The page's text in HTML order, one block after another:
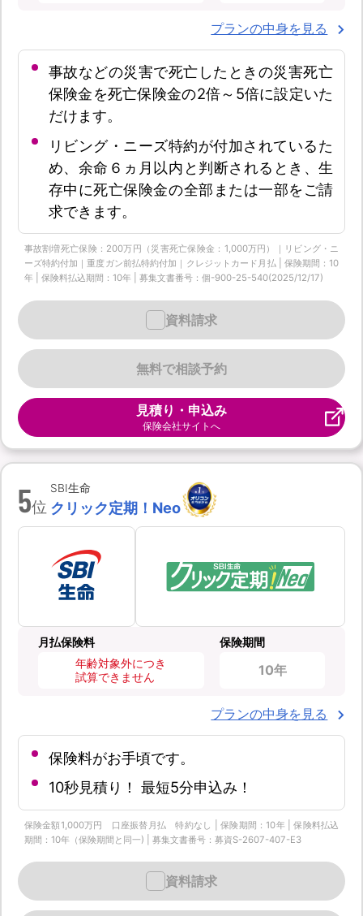
プランの中身を見る
事故などの災害で死亡したときの災害死亡
保険金を死亡保険金の2倍～5倍に設定いた
だけます。
リビング・ニーズ特約が付加されているた
め、余命６ヵ月以内と判断されるとき、生
存中に死亡保険金の全部または一部をご請
求できます。
事故割増死亡保険：200万円（災害死亡保険金：1,000万円）｜リビング・ニ
ーズ特約付加｜重度ガン前払特約付加｜クレジットカード月払 | 保険期間：10
年 | 保険料払込期間：10年 | 募集文書番号：個-900-25-540(2025/12/17)
無料で相談予約
資料請求
見積り・申込み
保険会社サイトへ
5位
SBI生命
クリック定期！Neo
月払保険料
年齢対象外につき
試算できません
保険期間
10年
プランの中身を見る
保険料がお手頃です。
10秒見積り！ 最短5分申込み！
保険金額1,000万円 口座振替月払 特約なし | 保険期間：10年 | 保険料払込
期間：10年（保険期間と同一) | 募集文書番号：募資S-2607-407-E3
資料請求